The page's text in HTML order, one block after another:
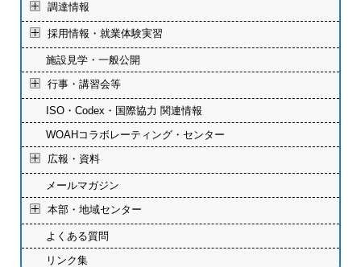
調達情報
採用情報・就業体験実習
施設見学・一般公開
行事・講習会等
ISO・Codex・国際協力 関連情報
WOAHコラボレーティング・センター
広報・資料
メールマガジン
本部・地域センター
よくある質問
リンク集